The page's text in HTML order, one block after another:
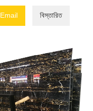
Email বিস্তারিত